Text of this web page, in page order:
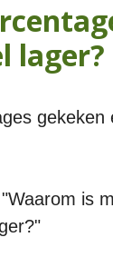
lager?
is